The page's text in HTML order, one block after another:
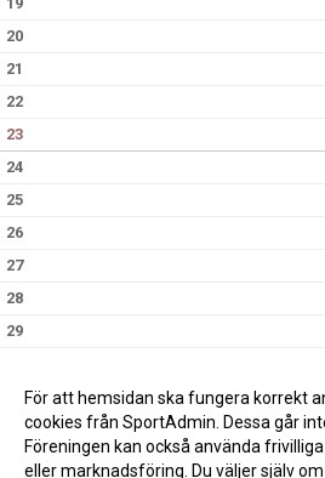
20
21
22
23
24
25
26
27
28
29
För att hemsidan ska fungera korrekt
cookies från SportAdmin. Dessa går
Föreningen kan också använda
eller marknadsföring. Du väljer själv